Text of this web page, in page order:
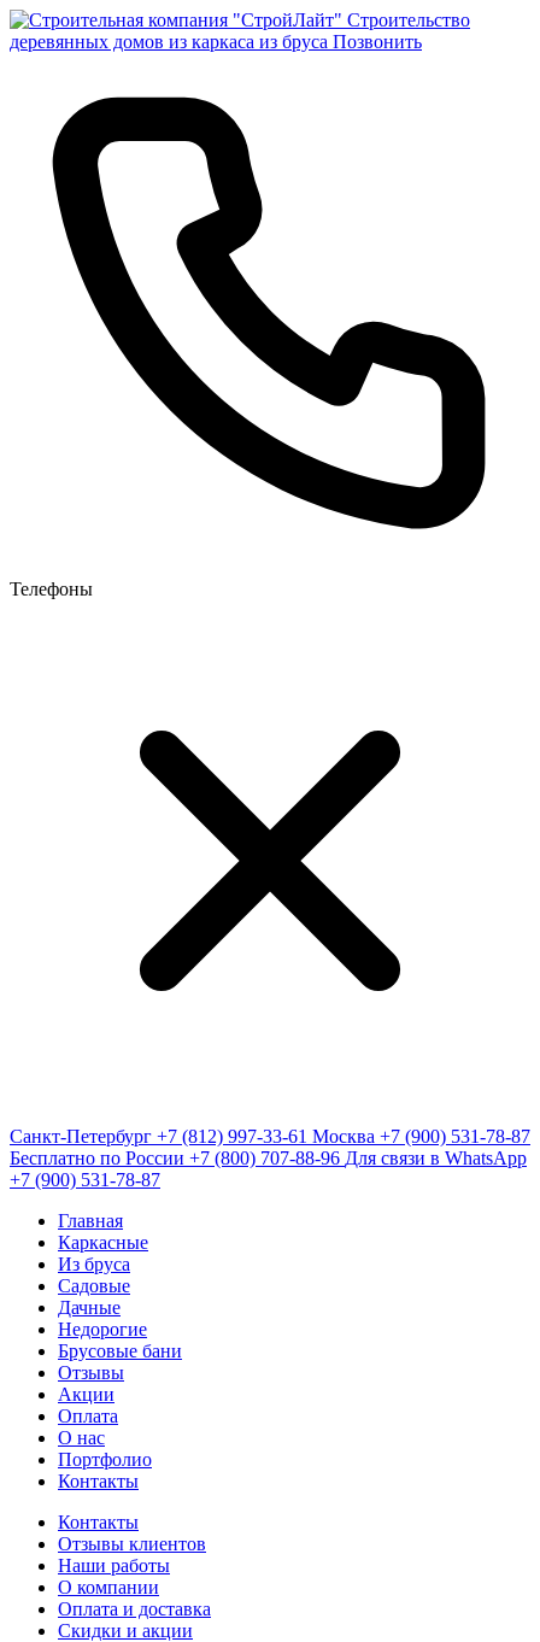
Строительство
деревянных домов из каркаса из бруса Позвонить
Телефоны
Санкт-Петербург +7 (812) 997-33-61 Москва +7 (900) 531-78-87
Бесплатно по России +7 (800) 707-88-96 Для связи в WhatsApp
+7 (900) 531-78-87
Главная
Каркасные
Из бруса
Садовые
Дачные
Недорогие
Брусовые бани
Отзывы
Акции
Оплата
О нас
Портфолио
Контакты
Контакты
Отзывы клиентов
Наши работы
О компании
Оплата и доставка
Скидки и акции